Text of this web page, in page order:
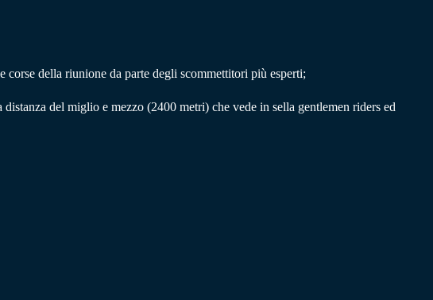
corse della riunione da parte degli scommettitori più esperti;
del miglio e mezzo (2400 metri) che vede in sella gentlemen riders ed